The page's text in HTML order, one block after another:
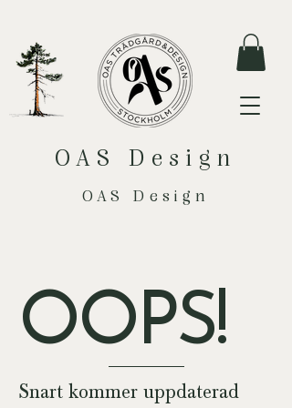
OAS Design
OAS Design
OOPS!
Snart kommer uppdaterad